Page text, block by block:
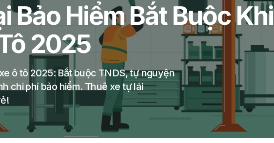
Bảo Hiểm Bắt Buộc Khi
2025
ô tô 2025: Bắt buộc TNDS, tự nguyện
chi phí bảo hiểm. Thuê xe tự lái